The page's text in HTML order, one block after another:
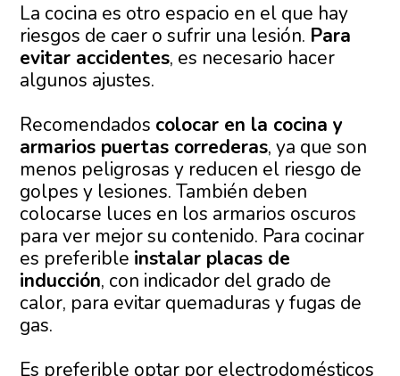
La cocina es otro espacio en el que hay
riesgos de caer o sufrir una lesión. Para
evitar accidentes, es necesario hacer
algunos ajustes.
Recomendados colocar en la cocina y
armarios puertas correderas, ya que son
menos peligrosas y reducen el riesgo de
golpes y lesiones. También deben
colocarse luces en los armarios oscuros
para ver mejor su contenido. Para cocinar
es preferible instalar placas de
inducción, con indicador del grado de
calor, para evitar quemaduras y fugas de
gas.
Es preferible optar por electrodomésticos